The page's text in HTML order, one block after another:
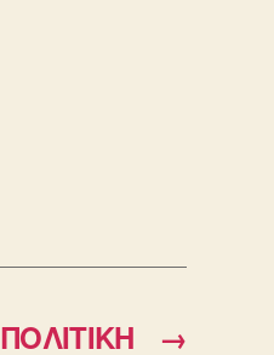
→
ΠΟΛΙΤΙΚΗ